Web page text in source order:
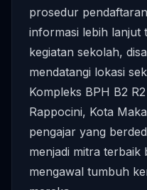
prosedur
informasi lebih lanjut
kegiatan sekolah,
mendatangi lokasi
Kompleks BPH B2
Rappocini, Kota
pengajar yang
menjadi mitra terbaik
mengawal tumbuh